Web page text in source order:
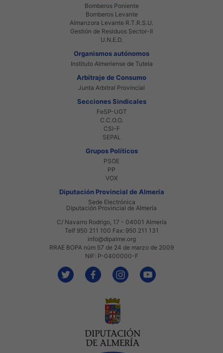
Bomberos Poniente
Bomberos Levante
Almanzora Levante R.T.R.S.U.
Gestión de Residuos Sector-II
U.N.E.D.
Organismos autónomos
Instituto Almeriense de Tutela
Arbitraje de Consumo
Junta Arbitral Provincial
Secciones Sindicales
FeSP-UGT
C.C.O.O.
CSI-F
SEPAL
Grupos Políticos
PSOE
PP
VOX
Diputación Provincial de Almería
Sede Electrónica
Diputación Provincial de Almería
C/ Navarro Rodrigo, 17 - 04001 Almería
Telf 950 211 100 Fax: 950 211 131
info@dipalme.org
RRAE BOPA núm 57 de 24 de marzo de 2009
NIF: P-0400000-F